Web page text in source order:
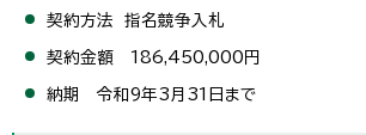
契約方法 指名競争入札
契約金額 186,450,000円
納期 令和9年3月31日まで